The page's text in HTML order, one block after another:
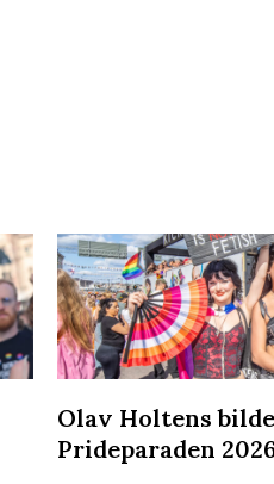
Olav Holtens
Prideparaden